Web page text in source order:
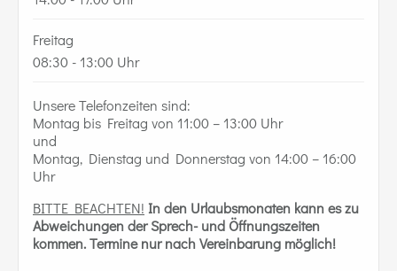
Freitag
08:30 - 13:00 Uhr
Unsere Telefonzeiten sind:
Montag bis Freitag von 11:00 – 13:00 Uhr
und
Montag, Dienstag und Donnerstag von 14:00 – 16:00
Uhr
BITTE BEACHTEN! In den Urlaubsmonaten kann es zu
Abweichungen der Sprech- und Öffnungszeiten
kommen.Termine nur nach Vereinbarung möglich!